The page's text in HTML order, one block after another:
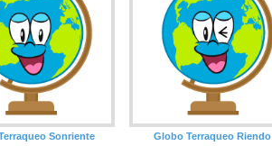
Sonriente Globo Terraqueo Riendo